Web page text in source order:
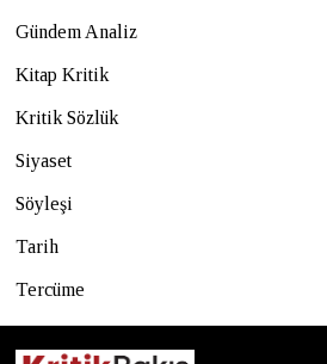
Gündem Analiz
Kitap Kritik
Kritik Sözlük
Siyaset
Söyleşi
Tarih
Tercüme